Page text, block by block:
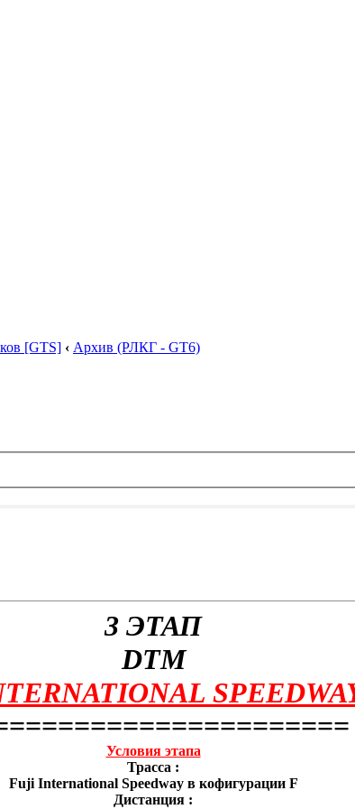
[GTS] ‹ Архив (РЛКГ - GT6)
3 ЭТАП
DTM
Условия этапа
Трасса :
Fuji International Speedway в кофигурации F
Дистанция :